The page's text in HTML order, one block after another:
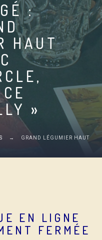
:
HAUT
»
→
GRAND LÉGUMIER HAUT
EN LIGNE
FERMÉE